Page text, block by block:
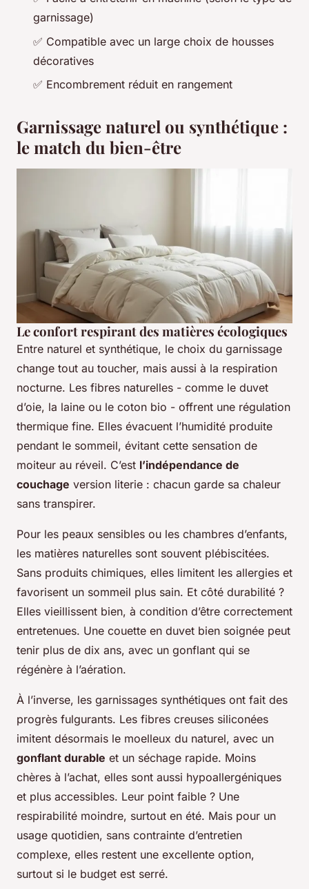
garnissage)
✅ Compatible avec un large choix de housses
décoratives
✅ Encombrement réduit en rangement
Garnissage naturel ou synthétique :
le match du bien-être
Le confort respirant des matières écologiques
Entre naturel et synthétique, le choix du garnissage
change tout au toucher, mais aussi à la respiration
nocturne. Les fibres naturelles - comme le duvet
d’oie, la laine ou le coton bio - offrent une régulation
thermique fine. Elles évacuent l’humidité produite
pendant le sommeil, évitant cette sensation de
moiteur au réveil. C’est l’indépendance de
couchage version literie : chacun garde sa chaleur
sans transpirer.
Pour les peaux sensibles ou les chambres d’enfants,
les matières naturelles sont souvent plébiscitées.
Sans produits chimiques, elles limitent les allergies et
favorisent un sommeil plus sain. Et côté durabilité ?
Elles vieillissent bien, à condition d’être correctement
entretenues. Une couette en duvet bien soignée peut
tenir plus de dix ans, avec un gonflant qui se
régénère à l’aération.
À l’inverse, les garnissages synthétiques ont fait des
progrès fulgurants. Les fibres creuses siliconées
imitent désormais le moelleux du naturel, avec un
gonflant durable et un séchage rapide. Moins
chères à l’achat, elles sont aussi hypoallergéniques
et plus accessibles. Leur point faible ? Une
respirabilité moindre, surtout en été. Mais pour un
usage quotidien, sans contrainte d’entretien
complexe, elles restent une excellente option,
surtout si le budget est serré.